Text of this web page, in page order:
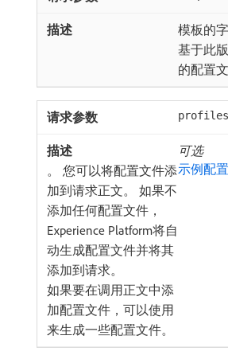
模板的
基于此
的配置文
profiles
可选
。 您可以将配置文件添
加到请求正文。 如果不
添加任何配置文件，
Experience Platform将自
动生成配置文件并将其
添加到请求。
如果要在调用正文中添
加配置文件，可以使用
示例配
来生成一些配置文件。